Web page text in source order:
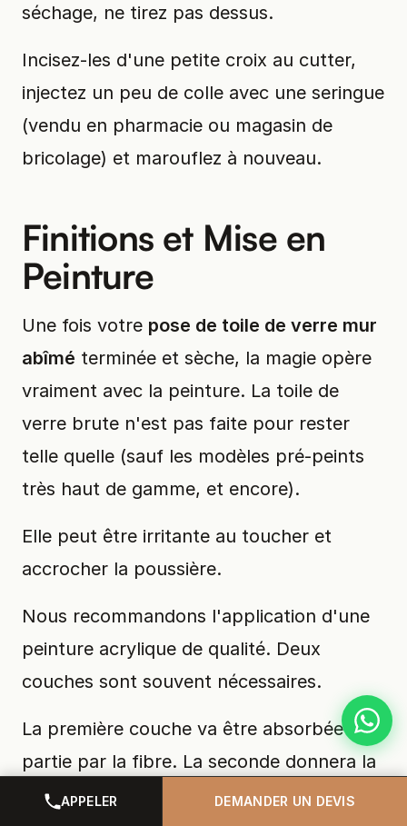
séchage, ne tirez pas dessus.
Incisez-les d'une petite croix au cutter,
injectez un peu de colle avec une seringue
(vendu en pharmacie ou magasin de
bricolage) et marouflez à nouveau.
Finitions et Mise en
Peinture
Une fois votre pose de toile de verre mur
abîmé terminée et sèche, la magie opère
vraiment avec la peinture. La toile de
verre brute n'est pas faite pour rester
telle quelle (sauf les modèles pré-peints
très haut de gamme, et encore).
Elle peut être irritante au toucher et
accrocher la poussière.
Nous recommandons l'application d'une
peinture acrylique de qualité. Deux
couches sont souvent nécessaires.
La première couche va être absorbée en
partie par la fibre. La seconde donnera la
profondeur et la lavabilité souhaitée.
APPELER DEMANDER UN DEVIS